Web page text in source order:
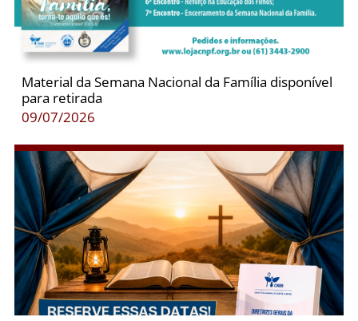
Material da Semana Nacional da Família disponível
para retirada
09/07/2026